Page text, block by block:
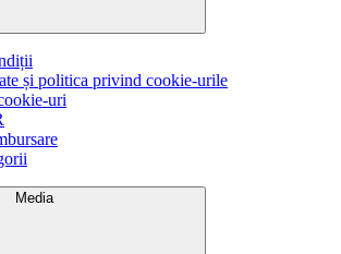
și politica privind cookie-urile
uri
Media